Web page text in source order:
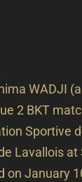
WADJI
2 BKT
Sportive
Lavallois at
on January